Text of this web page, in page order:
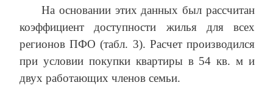
На основании этих данных был рассчитан
коэффициент доступности жилья для всех
регионов ПФО (табл. 3). Расчет производился
при условии покупки квартиры в 54 кв. м и
двух работающих членов семьи.